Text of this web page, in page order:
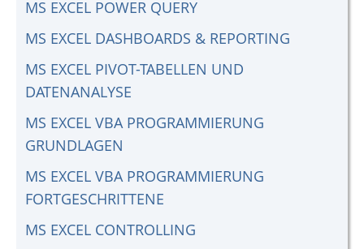
MS EXCEL POWER QUERY
MS EXCEL DASHBOARDS & REPORTING
MS EXCEL PIVOT-TABELLEN UND
DATENANALYSE
MS EXCEL VBA PROGRAMMIERUNG
GRUNDLAGEN
MS EXCEL VBA PROGRAMMIERUNG
FORTGESCHRITTENE
MS EXCEL CONTROLLING